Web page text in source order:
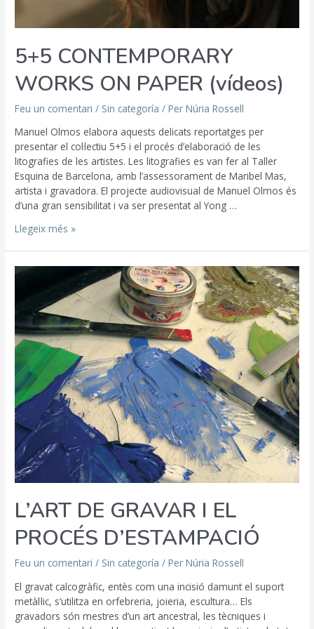
5+5 CONTEMPORARY
WORKS ON PAPER (vídeos)
Feu un comentari / Sin categoría / Per Núria Rossell
Manuel Olmos elabora aquests delicats reportatges per
presentar el col·lectiu 5+5 i el procés d’elaboració de les
litografies de les artistes. Les litografies es van fer al Taller
Esquina de Barcelona, amb l’assessorament de Maribel Mas,
artista i gravadora. El projecte audiovisual de Manuel Olmos és
d’una gran sensibilitat i va ser presentat al Yong …
Llegeix més »
L’ART DE GRAVAR I EL
PROCÉS D’ESTAMPACIÓ
Feu un comentari / Sin categoría / Per Núria Rossell
El gravat calcogràfic, entès com una incisió damunt el suport
metàl·lic, s’utilitza en orfebreria, joieria, escultura… Els
gravadors són mestres d’un art ancestral, les tècniques i
L’ART
GRAVAR
I
EL
PROCÉS
D’ESTAMPACIÓ